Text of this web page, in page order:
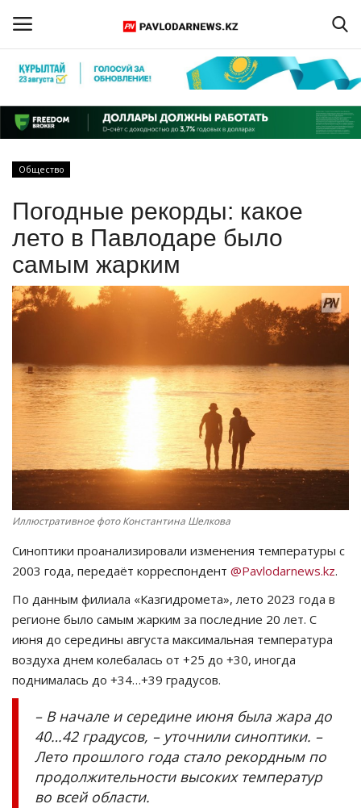
Регистрация
Главная
ПАВЛОДАРСКАЯ ОБЛАСТЬ
КАЗАХСТАН
МИР
СПОРТ
Чек-лист
РАЗВЛЕЧЕНИЯ
OFFICIAL
Курултай
Язык
Қазақша Русский
Общество
Погодные рекорды: какое
лето в Павлодаре было
самым жарким
Иллюстративное фото Константина Шелкова
Синоптики проанализировали изменения температуры с
2003 года, передаёт корреспондент @Pavlodarnews.kz.
По данным филиала «Казгидромета», лето 2023 года в
регионе было самым жарким за последние 20 лет. С
июня до середины августа максимальная температура
воздуха днем колебалась от +25 до +30, иногда
поднималась до +34…+39 градусов.
– В начале и середине июня была жара до
40…42 градусов, – уточнили синоптики. –
Лето прошлого года стало рекордным по
продолжительности высоких температур
во всей области.